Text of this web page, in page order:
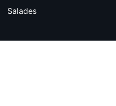
Salades